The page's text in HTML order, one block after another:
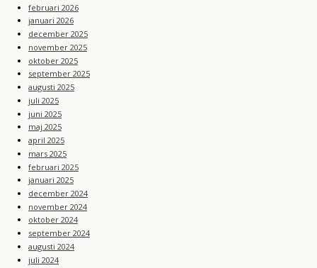
februari 2026
januari 2026
december 2025
november 2025
oktober 2025
september 2025
augusti 2025
juli 2025
juni 2025
maj 2025
april 2025
mars 2025
februari 2025
januari 2025
december 2024
november 2024
oktober 2024
september 2024
augusti 2024
juli 2024